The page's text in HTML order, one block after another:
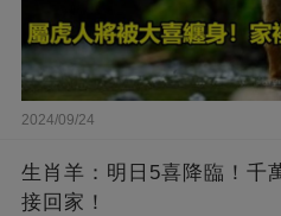
2024/09/24
生肖羊：明日5喜降臨！千
接回家！